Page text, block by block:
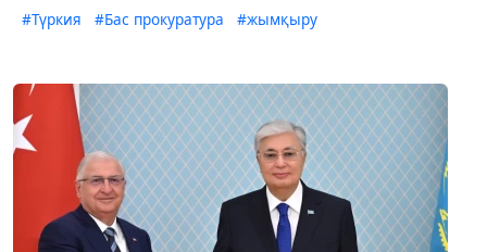
#Түркия #Бас прокуратура #жымқыру